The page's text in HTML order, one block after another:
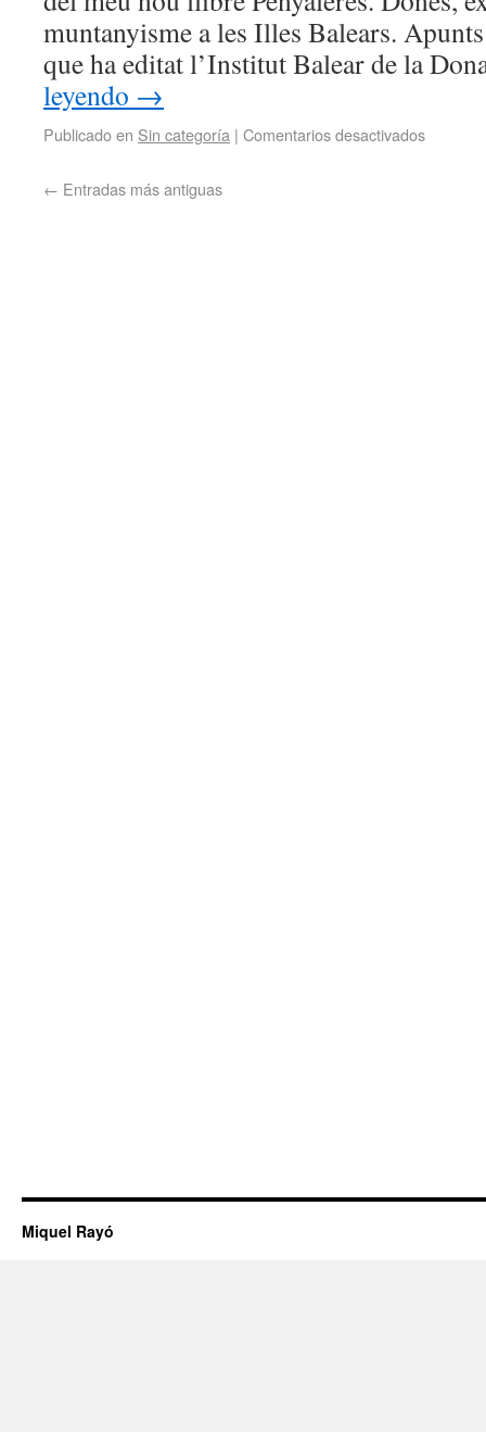
muntanyisme a les Illes Balears.
que ha editat l’Institut Balear de la
leyendo →
Publicado en Sin categoría | Comentarios desactivados
← Entradas más antiguas
Miquel Rayó